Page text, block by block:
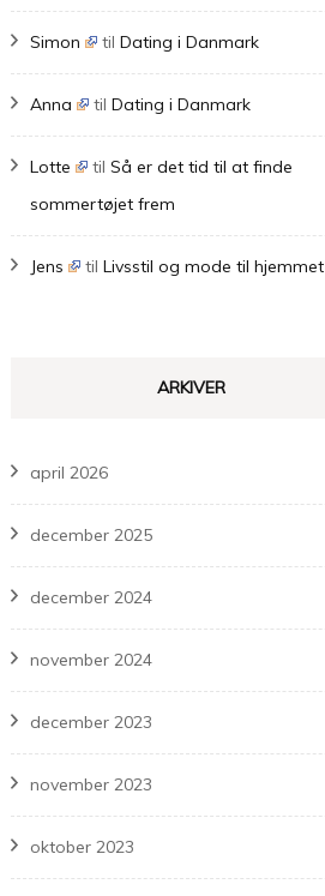
Simon tilDating i Danmark
Anna tilDating i Danmark
Lotte tilSå er det tid til at finde
sommertøjet frem
Jens tilLivsstil og mode til hjemmet
ARKIVER
april 2026
december 2025
december 2024
november 2024
december 2023
november 2023
oktober 2023